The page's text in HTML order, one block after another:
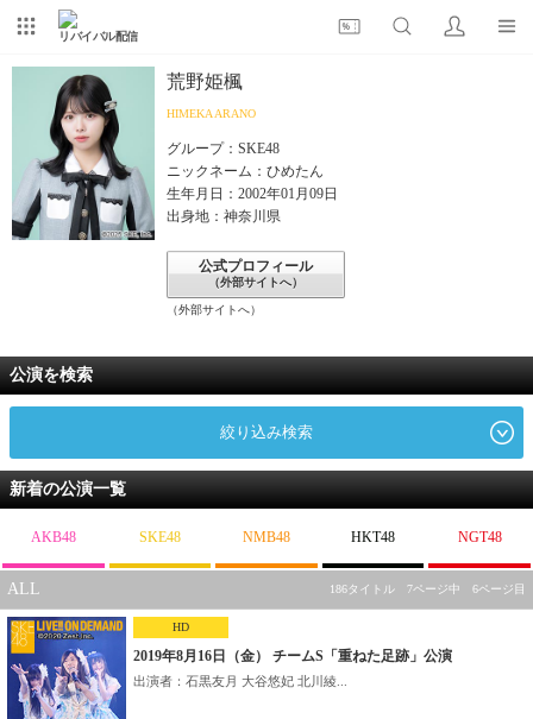
リバイバル配信
荒野姫楓
HIMEKA ARANO
グループ：SKE48
ニックネーム：ひめたん
生年月日：2002年01月09日
出身地：神奈川県
公式プロフィール
（外部サイトへ）
（外部サイトへ）
公演を検索
絞り込み検索
新着の公演一覧
AKB48 SKE48 NMB48 HKT48 NGT48
ALL 186タイトル 7ページ中 6ページ目
HD
2019年8月16日（金） チームS「重ねた足跡」公演
出演者：石黒友月 大谷悠妃 北川綾...